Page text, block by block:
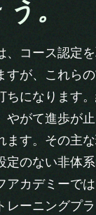
。
、コース認定
すが、これら
ちになります
やがて進歩が
ます。その主
定のない非体
カデミーでは
レーニングプ